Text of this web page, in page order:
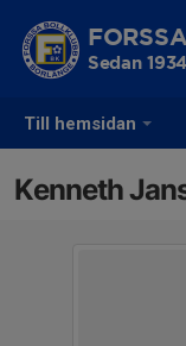
Till hemsidan
Sedan 1934
Kenneth